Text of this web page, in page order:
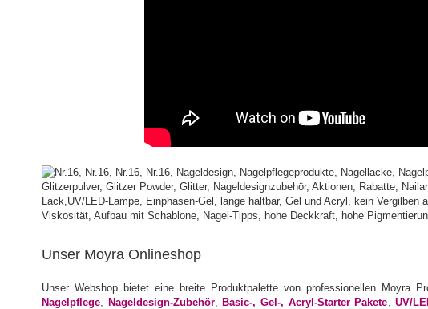
Unser Moyra Onlineshop
Unser Webshop bietet eine breite Produktpalette von professionellen Moyra
Nagelpflege, Nageldesign-Zubehör, Basic-, Gel-, Acryl-Starter Pakete,UV/